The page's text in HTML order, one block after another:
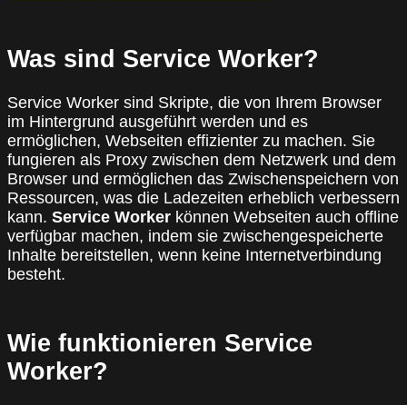
Was sind Service Worker?
Service Worker sind Skripte, die von Ihrem Browser
im Hintergrund ausgeführt werden und es
ermöglichen, Webseiten effizienter zu machen. Sie
fungieren als Proxy zwischen dem Netzwerk und dem
Browser und ermöglichen das Zwischenspeichern von
Ressourcen, was die Ladezeiten erheblich verbessern
kann. Service Worker können Webseiten auch offline
verfügbar machen, indem sie zwischengespeicherte
Inhalte bereitstellen, wenn keine Internetverbindung
besteht.
Wie funktionieren Service
Worker?